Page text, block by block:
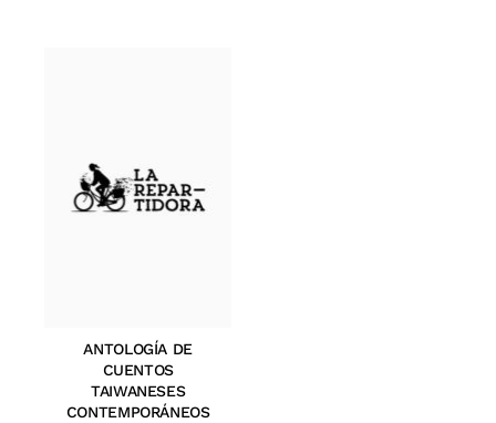
ANTOLOGÍA DE
CUENTOS
TAIWANESES
CONTEMPORÁNEOS